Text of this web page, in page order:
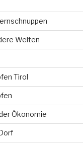
Welten
Tirol
Ökonomie